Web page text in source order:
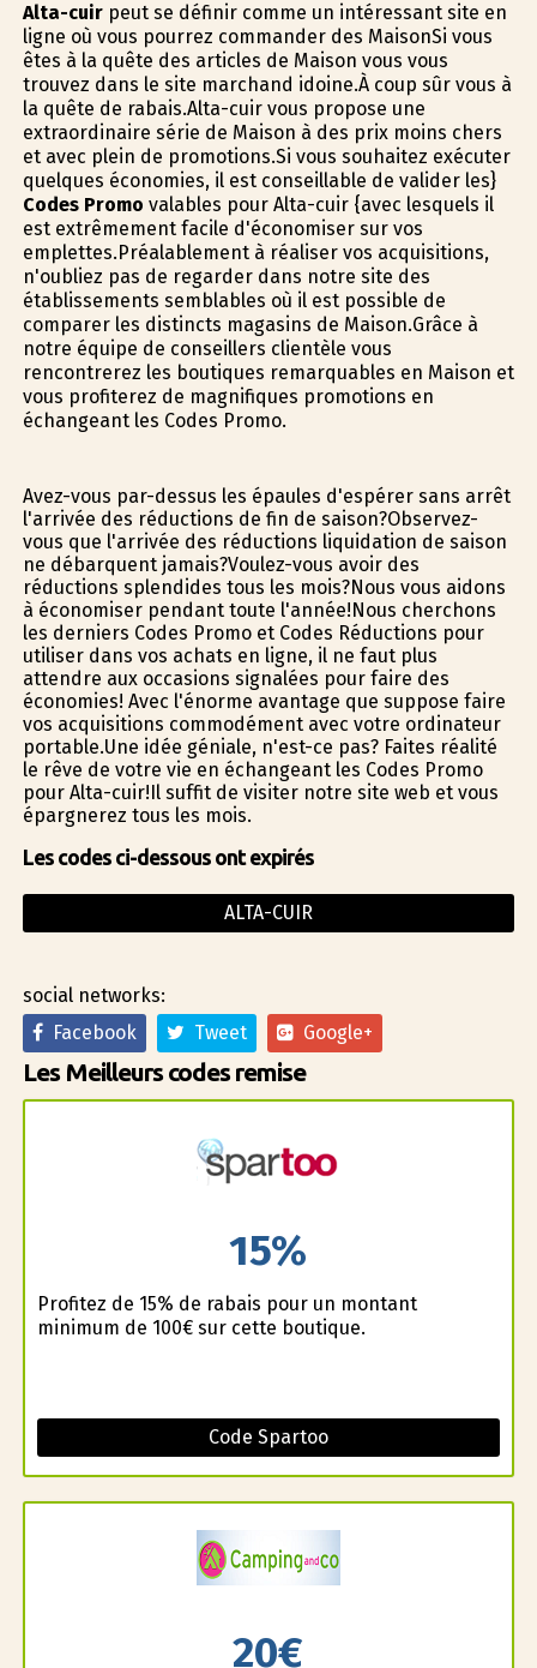
Alta-cuirpeut se définir comme un intéressant site en
ligne où vous pourrez commander des MaisonSi vous
êtes à la quête des articles de Maison vous vous
trouvez dans le site marchand idoine.À coup sûr vous à
la quête de rabais.Alta-cuir vous propose une
extraordinaire série de Maison à des prix moins chers
et avec plein de promotions.Si vous souhaitez exécuter
quelques économies, il est conseillable de valider les}
Codes Promo valables pour Alta-cuir {avec lesquels il
est extrêmement facile d'économiser sur vos
emplettes.Préalablement à réaliser vos acquisitions,
n'oubliez pas de regarder dans notre site des
établissements semblables où il est possible de
comparer les distincts magasins de Maison.Grâce à
notre équipe de conseillers clientèle vous
rencontrerez les boutiques remarquables en Maison et
vous profiterez de magnifiques promotions en
échangeant les Codes Promo.
Avez-vous par-dessus les épaules d'espérer sans arrêt
l'arrivée des réductions de fin de saison?Observez-
vous que l'arrivée des réductions liquidation de saison
ne débarquent jamais?Voulez-vous avoir des
réductions splendides tous les mois?Nous vous aidons
à économiser pendant toute l'année!Nous cherchons
les derniers Codes Promo et Codes Réductions pour
utiliser dans vos achats en ligne, il ne faut plus
attendre aux occasions signalées pour faire des
économies! Avec l'énorme avantage que suppose faire
vos acquisitions commodément avec votre ordinateur
portable.Une idée géniale, n'est-ce pas? Faites réalité
le rêve de votre vie en échangeant les Codes Promo
pour Alta-cuir!Il suffit de visiter notre site web et vous
épargnerez tous les mois.
Les codes ci-dessous ont expirés
ALTA-CUIR
social networks:
Facebook
Tweet Google+
Les Meilleurs codes remise
15%
Profitez de 15% de rabais pour un montant
minimum de 100€ sur cette boutique.
Code Spartoo
20€